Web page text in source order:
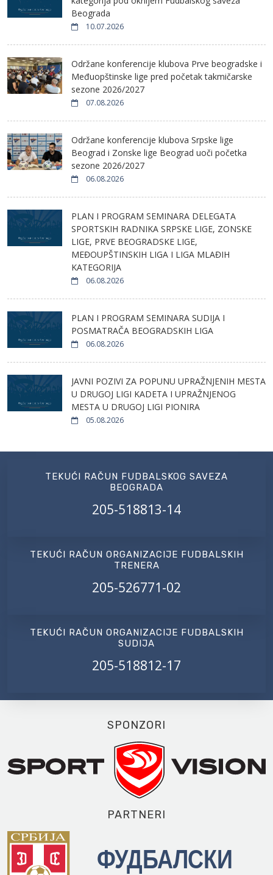
Beograda
10.07.2026
Održane konferencije klubova Prve beogradske i
Međuopštinske lige pred početak takmičarske
sezone 2026/2027
07.08.2026
Održane konferencije klubova Srpske lige
Beograd i Zonske lige Beograd uoči početka
sezone 2026/2027
06.08.2026
PLAN I PROGRAM SEMINARA DELEGATA
SPORTSKIH RADNIKA SRPSKE LIGE, ZONSKE
LIGE, PRVE BEOGRADSKE LIGE,
MEĐOUPŠTINSKIH LIGA I LIGA MLAĐIH
KATEGORIJA
06.08.2026
PLAN I PROGRAM SEMINARA SUDIJA I
POSMATRAČA BEOGRADSKIH LIGA
06.08.2026
JAVNI POZIVI ZA POPUNU UPRAŽNJENIH MESTA
U DRUGOJ LIGI KADETA I UPRAŽNJENOG
MESTA U DRUGOJ LIGI PIONIRA
05.08.2026
TEKUĆI RAČUN FUDBALSKOG SAVEZA
BEOGRADA
205-518813-14
TEKUĆI RAČUN ORGANIZACIJE FUDBALSKIH
TRENERA
205-526771-02
TEKUĆI RAČUN ORGANIZACIJE FUDBALSKIH
SUDIJA
205-518812-17
SPONZORI
PARTNERI